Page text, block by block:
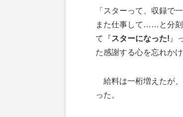
「スターって、収録で
また仕事して……と分刻
て『スターになった! 』
た感謝する心を忘れか
給料は一桁増えたが
った。